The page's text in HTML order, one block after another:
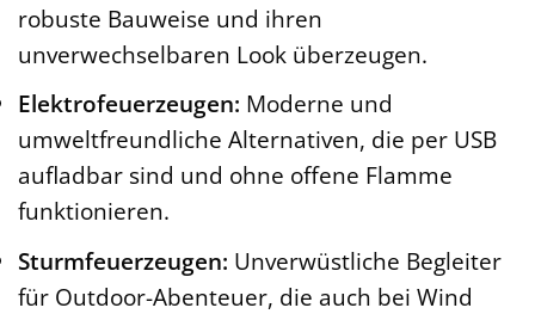
robuste Bauweise und ihren
unverwechselbaren Look überzeugen.
Elektrofeuerzeugen: Moderne und
umweltfreundliche Alternativen, die per USB
aufladbar sind und ohne offene Flamme
funktionieren.
Sturmfeuerzeugen: Unverwüstliche Begleiter
für Outdoor-Abenteuer, die auch bei Wind